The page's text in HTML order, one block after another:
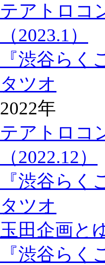
テアトロコ
（2023.1）
『渋谷ら
タツオ
2022年
テアトロコ
（2022.12）
『渋谷ら
タツオ
玉田企画と
『渋谷ら